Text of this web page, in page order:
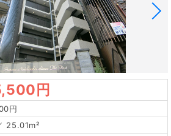
円
円
25.01m²